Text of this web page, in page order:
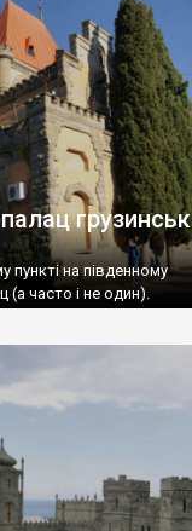
на південному
(а часто і не один).